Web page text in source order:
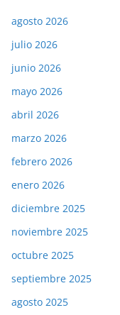
agosto 2026
julio 2026
junio 2026
mayo 2026
abril 2026
marzo 2026
febrero 2026
enero 2026
diciembre 2025
noviembre 2025
octubre 2025
septiembre 2025
agosto 2025